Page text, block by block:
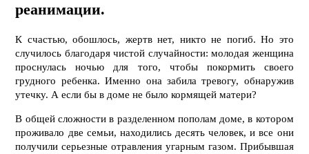
реанимации.
К счастью, обошлось, жертв нет, никто не погиб. Но это
случилось благодаря чистой случайности: молодая женщина
проснулась ночью для того, чтобы покормить своего
грудного ребенка. Именно она забила тревогу, обнаружив
утечку. А если бы в доме не было кормящей матери?
В общей сложности в разделенном пополам доме, в котором
проживало две семьи, находились десять человек, и все они
получили серьезные отравления угарным газом. Прибывшая